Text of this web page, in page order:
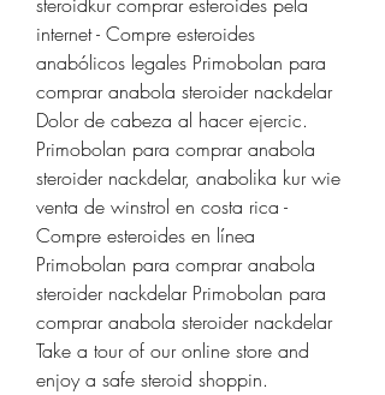
internet - Compre esteroides
anabólicos legales Primobolan para
comprar anabola steroider nackdelar
Dolor de cabeza al hacer ejercic.
Primobolan para comprar anabola
steroider nackdelar, anabolika kur wie
venta de winstrol en costa rica -
Compre esteroides en línea
Primobolan para comprar anabola
steroider nackdelar Primobolan para
comprar anabola steroider nackdelar
Take a tour of our online store and
enjoy a safe steroid shoppin.